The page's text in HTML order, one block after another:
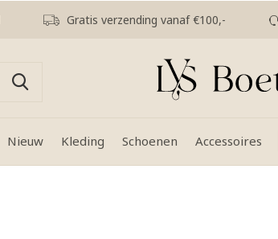
Nieuw Kleding Schoenen Accessoires
Gratis verzending vanaf €100,-